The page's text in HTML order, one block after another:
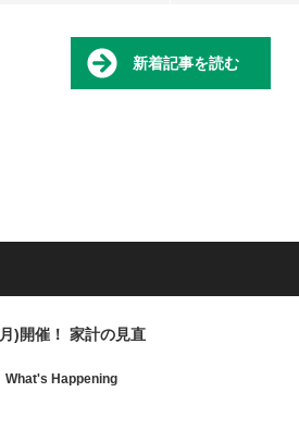
新着記事を読む
)開催！ 家計の見直
What's Happening